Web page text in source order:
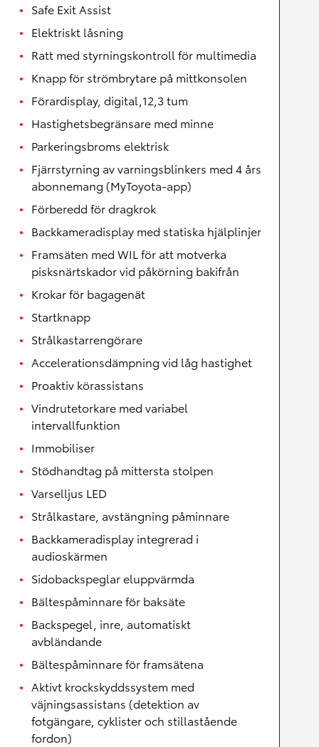
Safe Exit Assist
Elektriskt låsning
Ratt med styrningskontroll för multimedia
Knapp för strömbrytare på mittkonsolen
Förardisplay, digital,12,3 tum
Hastighetsbegränsare med minne
Parkeringsbroms elektrisk
Fjärrstyrning av varningsblinkers med 4 års
abonnemang (MyToyota-app)
Förberedd för dragkrok
Backkameradisplay med statiska hjälplinjer
Framsäten med WIL för att motverka
pisksnärtskador vid påkörning bakifrån
Krokar för bagagenät
Startknapp
Strålkastarrengörare
Accelerationsdämpning vid låg hastighet
Proaktiv körassistans
Vindrutetorkare med variabel
intervallfunktion
Immobiliser
Stödhandtag på mittersta stolpen
Varselljus LED
Strålkastare, avstängning påminnare
Backkameradisplay integrerad i
audioskärmen
Sidobackspeglar eluppvärmda
Bältespåminnare för baksäte
Backspegel, inre, automatiskt
avbländande
Bältespåminnare för framsätena
Aktivt krockskyddssystem med
väjningsassistans (detektion av
fotgängare, cyklister och stillastående
fordon)